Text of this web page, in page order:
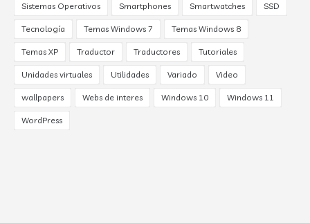
Sistemas Operativos Smartphones Smartwatches SSD
Tecnología Temas Windows 7 Temas Windows 8
Temas XP Traductor Traductores Tutoriales
Unidades virtuales Utilidades Variado Video
wallpapers Webs de interes Windows 10 Windows 11
WordPress